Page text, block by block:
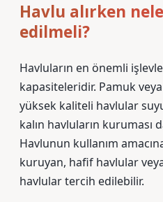
Havlu alırken
edilmeli?
Havluların en önemli
kapasiteleridir. Pamuk
yüksek kaliteli havlular
kalın havluların kuruması
Havlunun kullanım
kuruyan, hafif havlular
havlular tercih edilebilir.